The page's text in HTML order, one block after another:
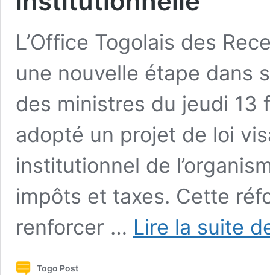
L’Office Togolais des
une nouvelle étape dans
des ministres du jeudi 13
adopté un projet de loi
institutionnel de
impôts et taxes. Cette
renforcer … Lire la suite
Togo Post